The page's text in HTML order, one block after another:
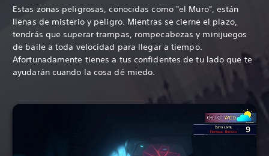
Estas zonas peligrosas, conocidas como "el Muro", están
llenas de misterio y peligro. Mientras se cierne el plazo,
tendrás que superar trampas, rompecabezas y minijuegos
de baile a toda velocidad para llegar a tiempo.
Afortunadamente tienes a tus confidentes de tu lado que te
ayudarán cuando la cosa dé miedo.